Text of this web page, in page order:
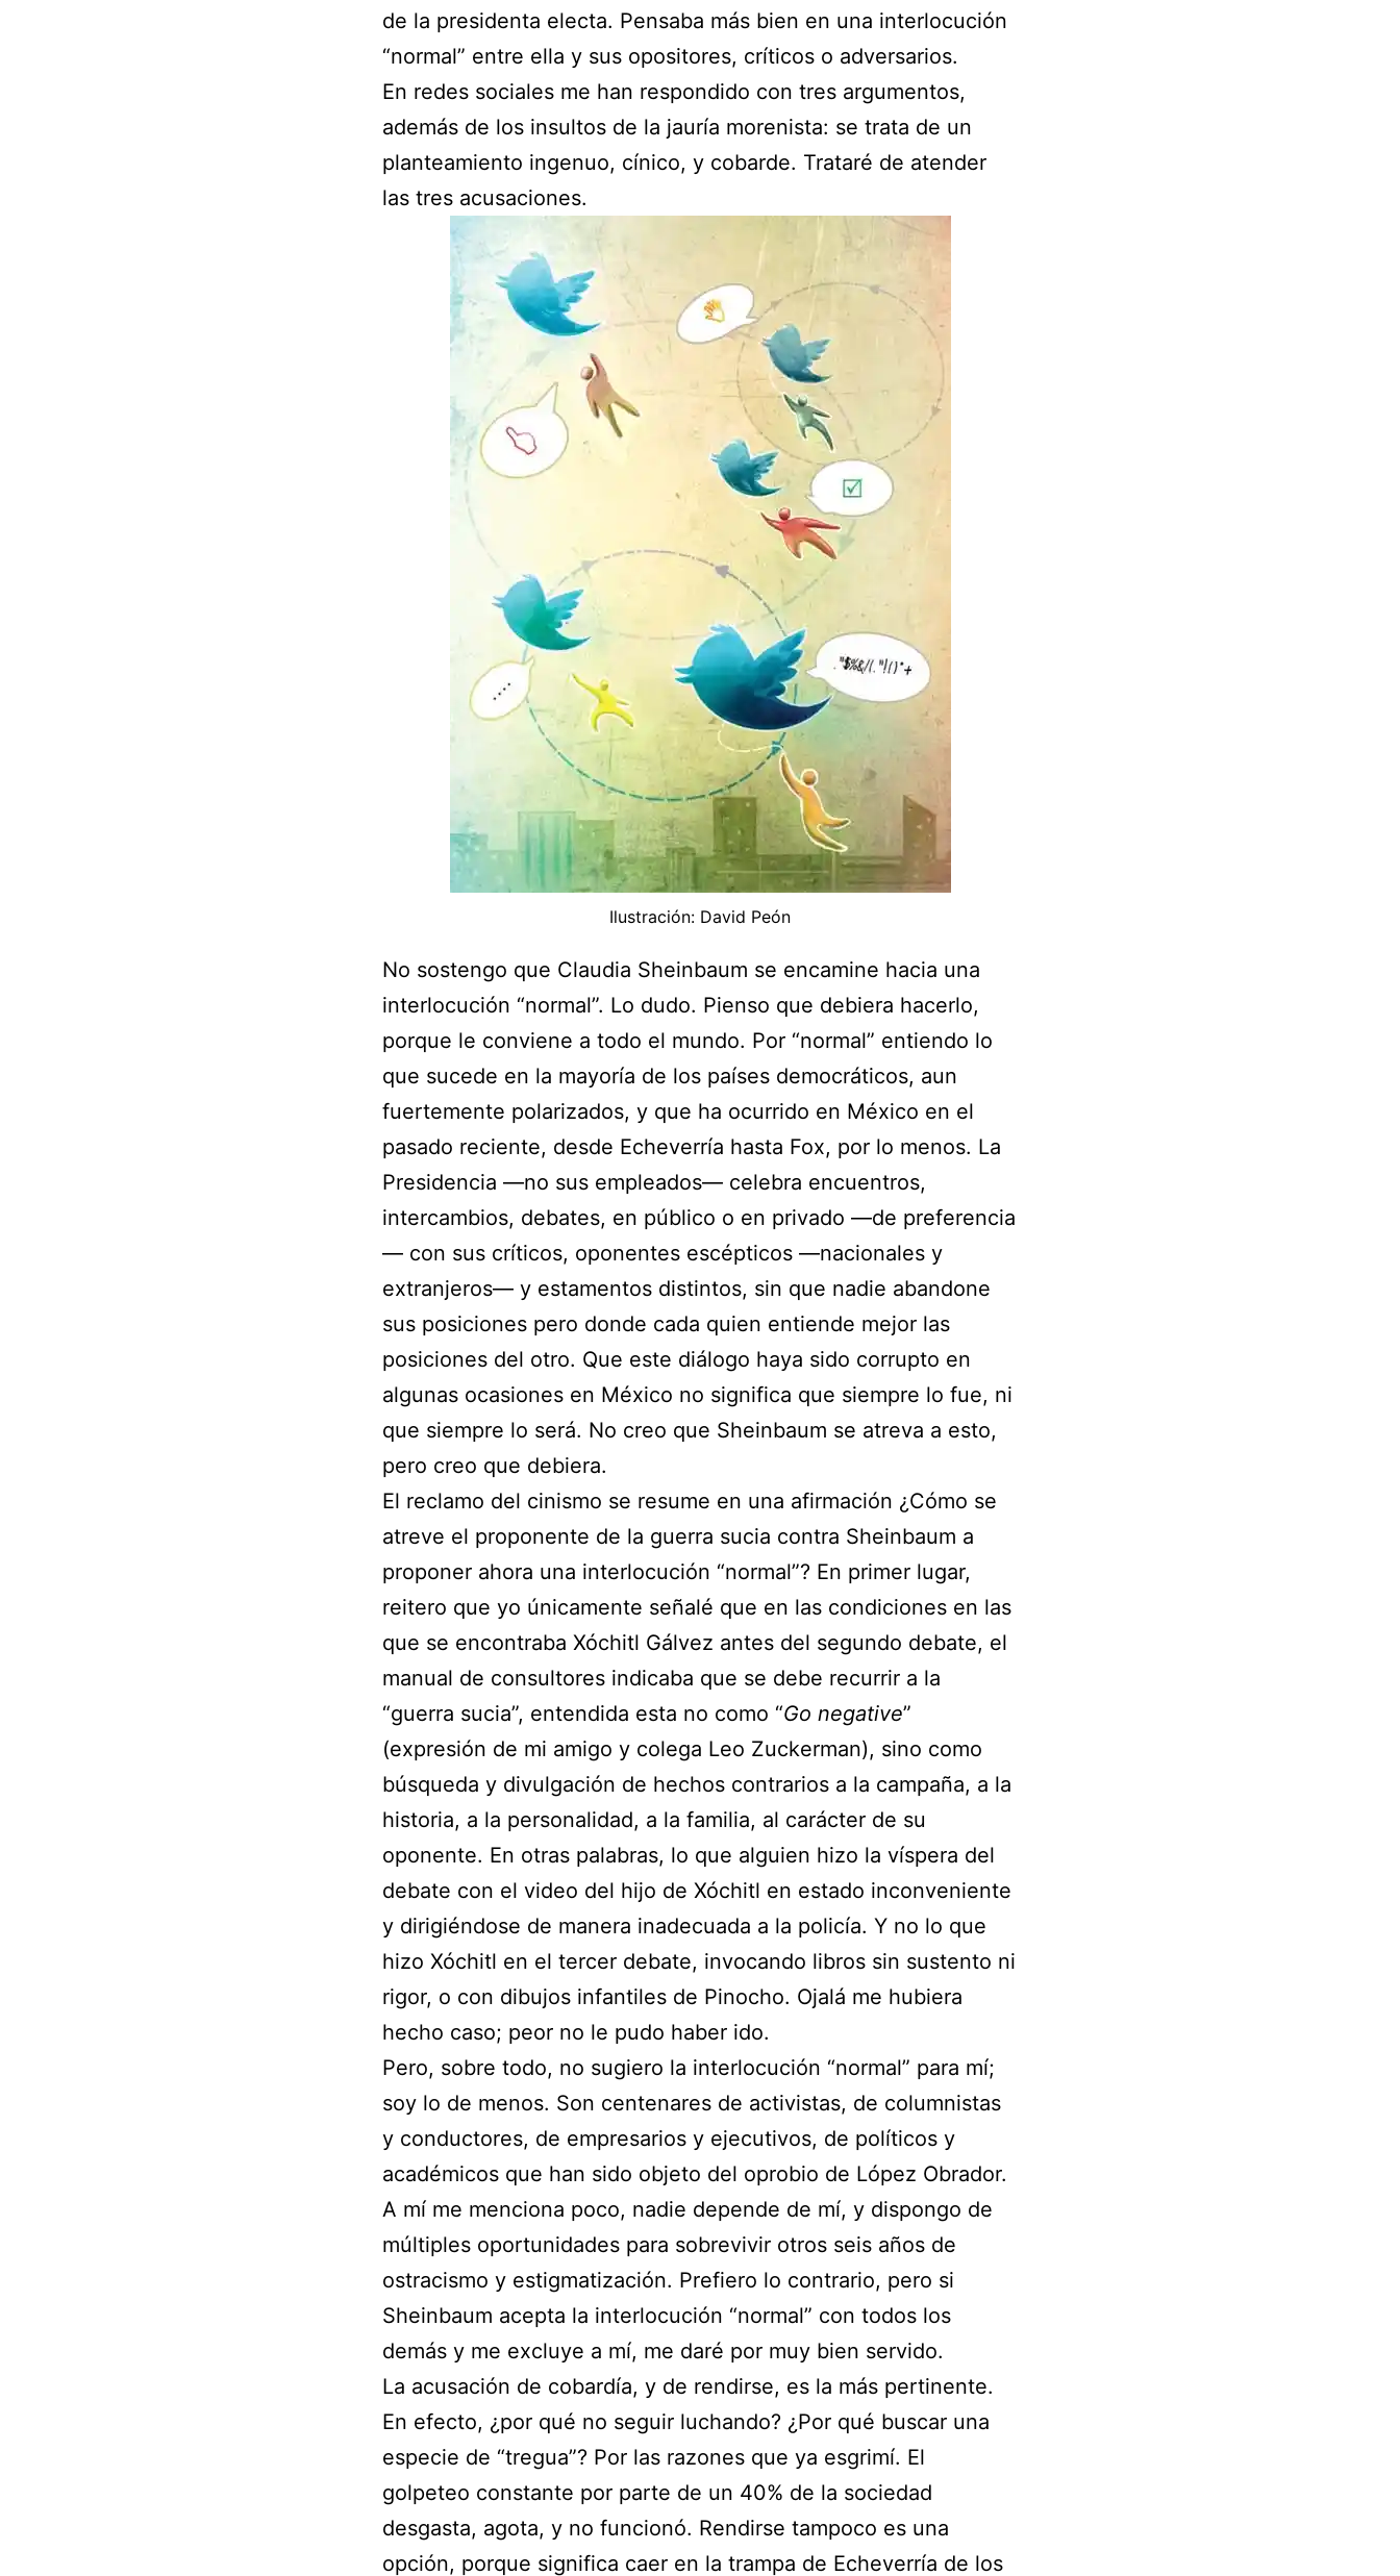
de la presidenta electa. Pensaba más bien en una interlocución
“normal” entre ella y sus opositores, críticos o adversarios.
En redes sociales me han respondido con tres argumentos,
además de los insultos de la jauría morenista: se trata de un
planteamiento ingenuo, cínico, y cobarde. Trataré de atender
las tres acusaciones.
Ilustración: David Peón
No sostengo que Claudia Sheinbaum se encamine hacia una
interlocución “normal”. Lo dudo. Pienso que debiera hacerlo,
porque le conviene a todo el mundo. Por “normal” entiendo lo
que sucede en la mayoría de los países democráticos, aun
fuertemente polarizados, y que ha ocurrido en México en el
pasado reciente, desde Echeverría hasta Fox, por lo menos. La
Presidencia —no sus empleados— celebra encuentros,
intercambios, debates, en público o en privado —de preferencia
— con sus críticos, oponentes escépticos —nacionales y
extranjeros— y estamentos distintos, sin que nadie abandone
sus posiciones pero donde cada quien entiende mejor las
posiciones del otro. Que este diálogo haya sido corrupto en
algunas ocasiones en México no significa que siempre lo fue, ni
que siempre lo será. No creo que Sheinbaum se atreva a esto,
pero creo que debiera.
El reclamo del cinismo se resume en una afirmación ¿Cómo se
atreve el proponente de la guerra sucia contra Sheinbaum a
proponer ahora una interlocución “normal”? En primer lugar,
reitero que yo únicamente señalé que en las condiciones en las
que se encontraba Xóchitl Gálvez antes del segundo debate, el
manual de consultores indicaba que se debe recurrir a la
“guerra sucia”, entendida esta no como “Go negative”
(expresión de mi amigo y colega Leo Zuckerman), sino como
búsqueda y divulgación de hechos contrarios a la campaña, a la
historia, a la personalidad, a la familia, al carácter de su
oponente. En otras palabras, lo que alguien hizo la víspera del
debate con el video del hijo de Xóchitl en estado inconveniente
y dirigiéndose de manera inadecuada a la policía. Y no lo que
hizo Xóchitl en el tercer debate, invocando libros sin sustento ni
rigor, o con dibujos infantiles de Pinocho. Ojalá me hubiera
hecho caso; peor no le pudo haber ido.
Pero, sobre todo, no sugiero la interlocución “normal” para mí;
soy lo de menos. Son centenares de activistas, de columnistas
y conductores, de empresarios y ejecutivos, de políticos y
académicos que han sido objeto del oprobio de López Obrador.
A mí me menciona poco, nadie depende de mí, y dispongo de
múltiples oportunidades para sobrevivir otros seis años de
ostracismo y estigmatización. Prefiero lo contrario, pero si
Sheinbaum acepta la interlocución “normal” con todos los
demás y me excluye a mí, me daré por muy bien servido.
La acusación de cobardía, y de rendirse, es la más pertinente.
En efecto, ¿por qué no seguir luchando? ¿Por qué buscar una
especie de “tregua”? Por las razones que ya esgrimí. El
golpeteo constante por parte de un 40% de la sociedad
desgasta, agota, y no funcionó. Rendirse tampoco es una
opción, porque significa caer en la trampa de Echeverría de los